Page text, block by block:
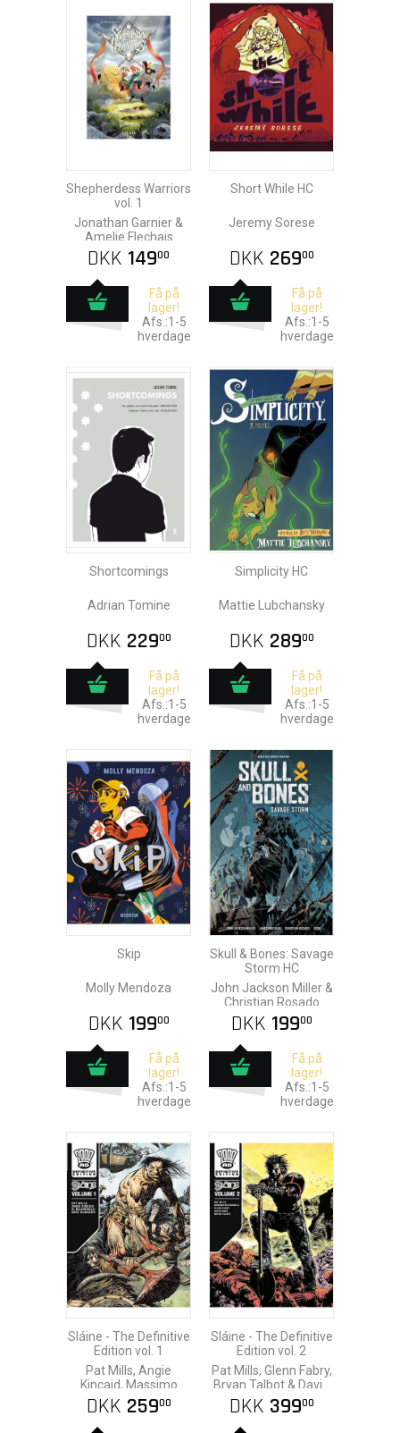
Shepherdess Warriors
vol. 1
Jonathan Garnier &
Amelie Flechais
DKK 14900
Få på
lager!
Afs.:1-5
hverdage
Short While HC
Jeremy Sorese
DKK 26900
Få på
lager!
Afs.:1-5
hverdage
Shortcomings
Adrian Tomine
DKK 22900
Få på
lager!
Afs.:1-5
hverdage
Simplicity HC
Mattie Lubchansky
DKK 28900
Få på
lager!
Afs.:1-5
hverdage
Skip
Molly Mendoza
DKK 19900
Få på
lager!
Afs.:1-5
hverdage
Skull & Bones: Savage
Storm HC
John Jackson Miller &
Christian Rosado
DKK 19900
Få på
lager!
Afs.:1-5
hverdage
Sláine - The Definitive
Edition vol. 1
Pat Mills, Angie
Kincaid, Massimo
Belardinelli & Mike
McMahon
DKK 25900
Sláine - The Definitive
Edition vol. 2
Pat Mills, Glenn Fabry,
Bryan Talbot & David
Pugh
DKK 39900